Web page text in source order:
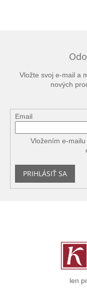
Vložte svoj e-mail a
nových
Email
Vložením e-
PRIHLÁSIŤ SA
len